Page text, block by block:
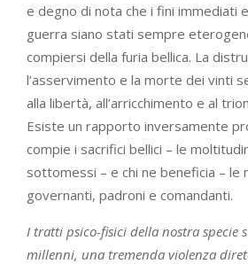
e degno di nota che i fini immediati
guerra siano stati sempre
compiersi della furia bellica. La
l’asservimento e la morte dei vinti
alla libertà, all’arricchimento e al
Esiste un rapporto inversamente
compie i sacrifici bellici – le
sottomessi – e chi ne beneficia – le
governanti, padroni e comandanti.
I tratti psico-fisici della nostra specie
millenni, una tremenda violenza